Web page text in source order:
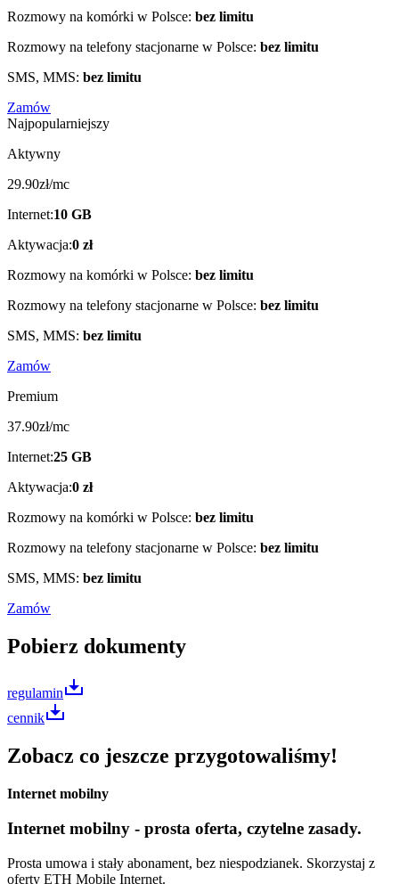
Rozmowy na komórki w Polsce: bez limitu
Rozmowy na telefony stacjonarne w Polsce: bez limitu
SMS, MMS: bez limitu
Zamów
Najpopularniejszy
Aktywny
29.90zł/mc
Internet:10 GB
Aktywacja:0 zł
Rozmowy na komórki w Polsce: bez limitu
Rozmowy na telefony stacjonarne w Polsce: bez limitu
SMS, MMS: bez limitu
Zamów
Premium
37.90zł/mc
Internet:25 GB
Aktywacja:0 zł
Rozmowy na komórki w Polsce: bez limitu
Rozmowy na telefony stacjonarne w Polsce: bez limitu
SMS, MMS: bez limitu
Zamów
Pobierz dokumenty
regulamin
cennik
Zobacz co jeszcze przygotowaliśmy!
Internet mobilny
Internet mobilny - prosta oferta, czytelne zasady.
Prosta umowa i stały abonament, bez niespodzianek. Skorzystaj z
oferty ETH Mobile Internet.